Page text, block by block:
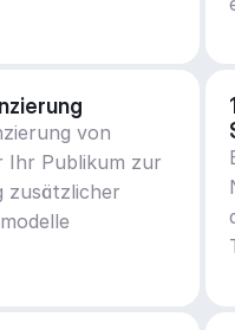
von
Ihr Publikum zur
zusätzlicher